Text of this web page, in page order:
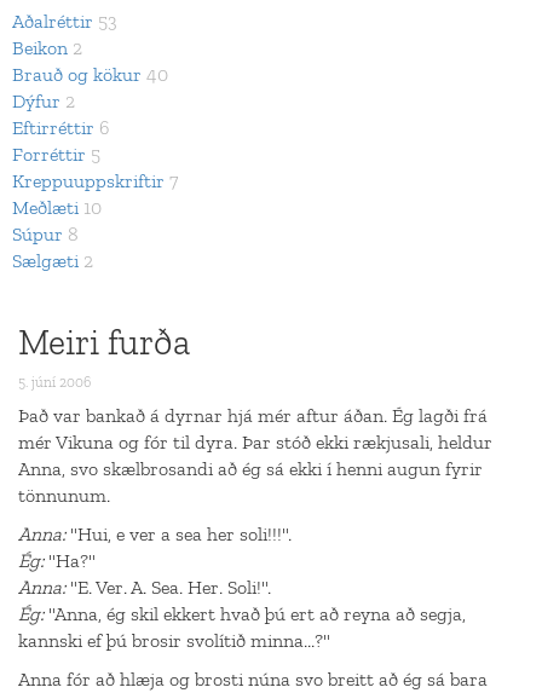
Aðalréttir 53
Beikon 2
Brauð og kökur 40
Dýfur 2
Eftirréttir 6
Forréttir 5
Kreppuuppskriftir 7
Meðlæti 10
Súpur 8
Sælgæti 2
Meiri furða
5. júní 2006
Það var bankað á dyrnar hjá mér aftur áðan. Ég lagði frá
mér Vikuna og fór til dyra. Þar stóð ekki rækjusali, heldur
Anna, svo skælbrosandi að ég sá ekki í henni augun fyrir
tönnunum.
Anna:"Hui, e ver a sea her soli!!!".
Ég:"Ha?"
Anna:"E. Ver. A. Sea. Her. Soli!".
Ég:"Anna, ég skil ekkert hvað þú ert að reyna að segja,
kannski ef þú brosir svolítið minna...?"
Anna fór að hlæja og brosti núna svo breitt að ég sá bara